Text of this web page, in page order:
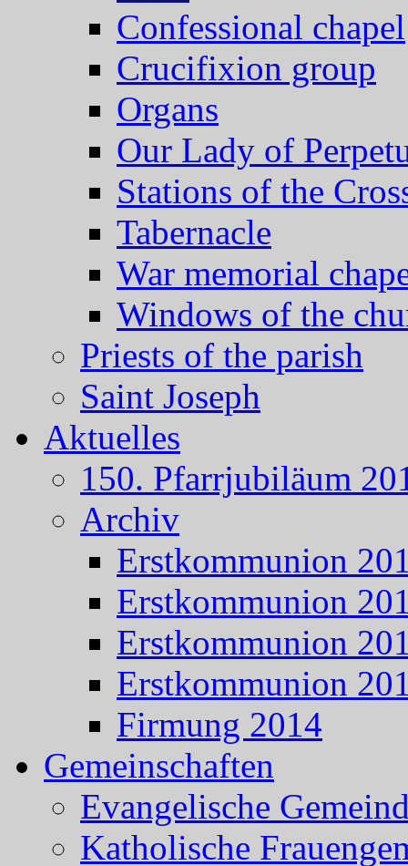
Confessional chapel
Crucifixion group
Organs
Our Lady of
Stations of the
Tabernacle
War memorial
Windows of the
Priests of the parish
Saint Joseph
Aktuelles
150. Pfarrjubiläum
Archiv
Erstkommunion
Erstkommunion
Erstkommunion
Erstkommunion
Firmung 2014
Gemeinschaften
Evangelische
Katholische